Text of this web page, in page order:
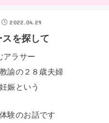
2022.04.29
を探して
アラサー
諭の２８歳夫婦
娠という
験のお話です